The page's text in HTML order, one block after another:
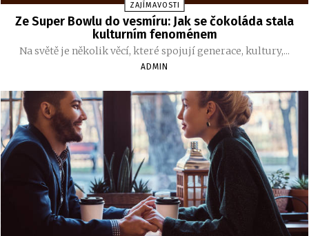
ZAJÍMAVOSTI
Ze Super Bowlu do vesmíru: Jak se čokoláda stala
kulturním fenoménem
Na světě je několik věcí, které spojují generace, kultury,...
ADMIN